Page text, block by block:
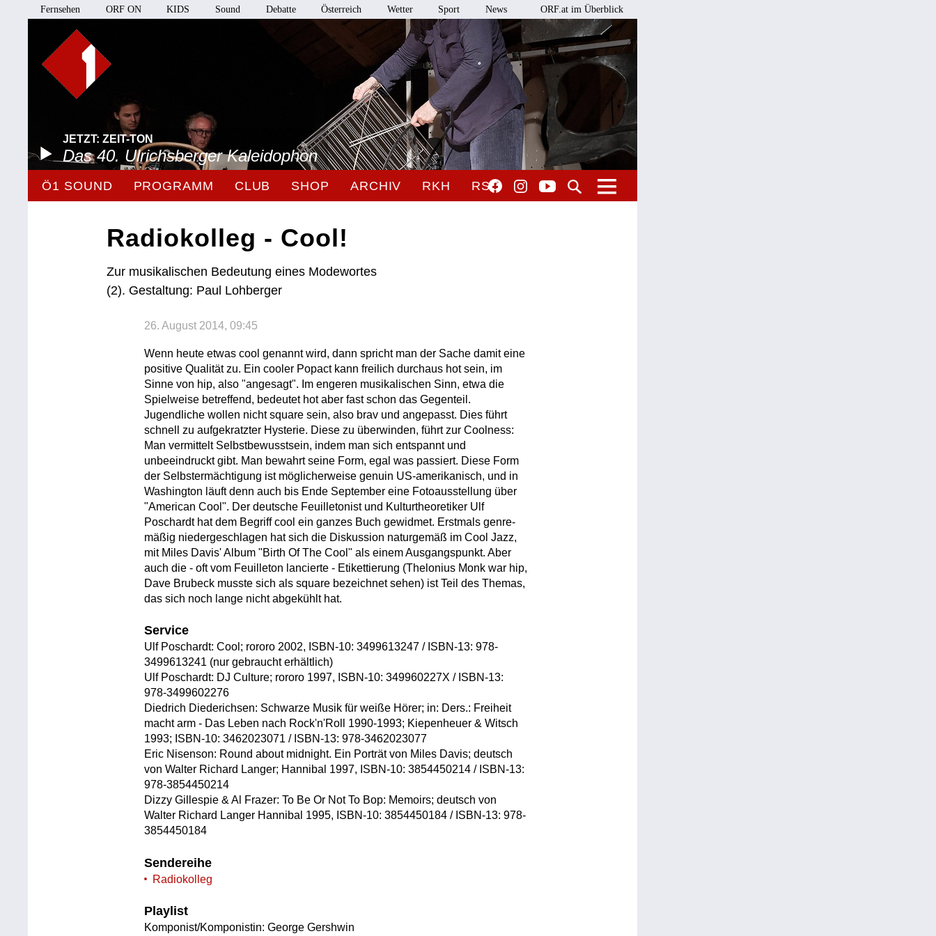
Fernsehen ORF ON KIDS Sound Debatte Österreich Wetter Sport News ORF.at im Überblick
JETZT: ZEIT-TON
Das 40. Ulrichsberger Kaleidophon
Ö1 SOUND PROGRAMM CLUB SHOP ARCHIV RKH RSO
Radiokolleg - Cool!
Zur musikalischen Bedeutung eines Modewortes
(2). Gestaltung: Paul Lohberger
26. August 2014, 09:45
Wenn heute etwas cool genannt wird, dann spricht man der Sache damit eine
positive Qualität zu. Ein cooler Popact kann freilich durchaus hot sein, im
Sinne von hip, also "angesagt". Im engeren musikalischen Sinn, etwa die
Spielweise betreffend, bedeutet hot aber fast schon das Gegenteil.
Jugendliche wollen nicht square sein, also brav und angepasst. Dies führt
schnell zu aufgekratzter Hysterie. Diese zu überwinden, führt zur Coolness:
Man vermittelt Selbstbewusstsein, indem man sich entspannt und
unbeeindruckt gibt. Man bewahrt seine Form, egal was passiert. Diese Form
der Selbstermächtigung ist möglicherweise genuin US-amerikanisch, und in
Washington läuft denn auch bis Ende September eine Fotoausstellung über
"American Cool". Der deutsche Feuilletonist und Kulturtheoretiker Ulf
Poschardt hat dem Begriff cool ein ganzes Buch gewidmet. Erstmals genre-
mäßig niedergeschlagen hat sich die Diskussion naturgemäß im Cool Jazz,
mit Miles Davis' Album "Birth Of The Cool" als einem Ausgangspunkt. Aber
auch die - oft vom Feuilleton lancierte - Etikettierung (Thelonius Monk war hip,
Dave Brubeck musste sich als square bezeichnet sehen) ist Teil des Themas,
das sich noch lange nicht abgekühlt hat.
Service
Ulf Poschardt: Cool; rororo 2002, ISBN-10: 3499613247 / ISBN-13: 978-
3499613241 (nur gebraucht erhältlich)
Ulf Poschardt: DJ Culture; rororo 1997, ISBN-10: 349960227X / ISBN-13:
978-3499602276
Diedrich Diederichsen: Schwarze Musik für weiße Hörer; in: Ders.: Freiheit
macht arm - Das Leben nach Rock'n'Roll 1990-1993; Kiepenheuer & Witsch
1993; ISBN-10: 3462023071 / ISBN-13: 978-3462023077
Eric Nisenson: Round about midnight. Ein Porträt von Miles Davis; deutsch
von Walter Richard Langer; Hannibal 1997, ISBN-10: 3854450214 / ISBN-13:
978-3854450214
Dizzy Gillespie & Al Frazer: To Be Or Not To Bop: Memoirs; deutsch von
Walter Richard Langer Hannibal 1995, ISBN-10: 3854450184 / ISBN-13: 978-
3854450184
Sendereihe
Radiokolleg
Playlist
Komponist/Komponistin: George Gershwin